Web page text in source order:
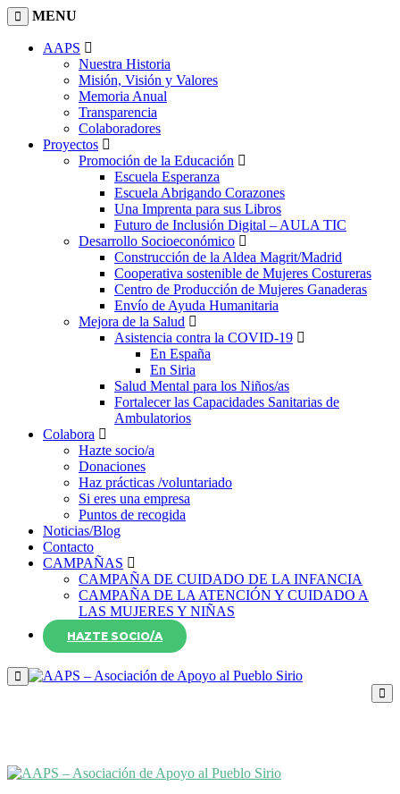
MENU
AAPS
Nuestra Historia
Misión, Visión y Valores
Memoria Anual
Transparencia
Colaboradores
Proyectos
Promoción de la Educación
Escuela Esperanza
Escuela Abrigando Corazones
Una Imprenta para sus Libros
Futuro de Inclusión Digital – AULA TIC
Desarrollo Socioeconómico
Construcción de la Aldea Magrit/Madrid
Cooperativa sostenible de Mujeres Costureras
Centro de Producción de Mujeres Ganaderas
Envío de Ayuda Humanitaria
Mejora de la Salud
Asistencia contra la COVID-19
En España
En Siria
Salud Mental para los Niños/as
Fortalecer las Capacidades Sanitarias de
Ambulatorios
Colabora
Hazte socio/a
Donaciones
Haz prácticas /voluntariado
Si eres una empresa
Puntos de recogida
Noticias/Blog
Contacto
CAMPAÑAS
CAMPAÑA DE CUIDADO DE LA INFANCIA
CAMPAÑA DE LA ATENCIÓN Y CUIDADO A
LAS MUJERES Y NIÑAS
HAZTE SOCIO/A